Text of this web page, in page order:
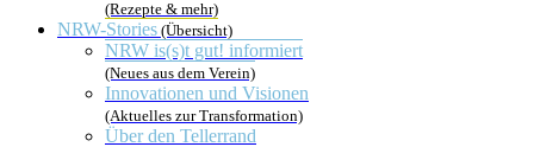
(Rezepte & mehr)
NRW-Stories (Übersicht)
NRW is(s)t gut! informiert
(Neues aus dem Verein)
Innovationen und Visionen
(Aktuelles zur Transformation)
Über den Tellerrand